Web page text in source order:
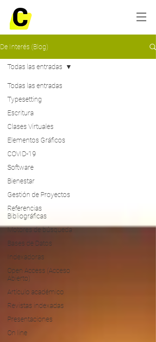
De Interés (Blog)
Todas las entradas
Typesetting
Escritura
Clases Virtuales
Elementos Gráficos
COVID-19
Software
Bienestar
Gestión de Proyectos
Referencias
Bibliográficas
Motores de búsqueda
Bases de Datos
Indexadoras
Open Access (Acceso
Abierto)
Artículo académico
Revistas indexadas
Presentaciones
On line
Todas las entradas